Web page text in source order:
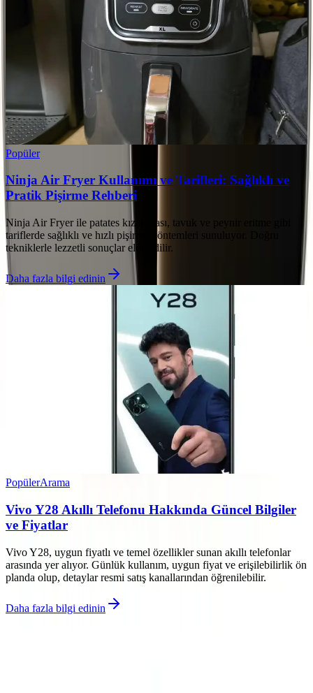
Popüler
Ninja Air Fryer Kullanımı ve Tarifleri: Sağlıklı ve
Pratik Pişirme Rehberi
Ninja Air Fryer ile patates kızartması, tavuk ve peynir eritme gibi
tariflerde sağlıklı ve hızlı pişirme yöntemleri sunuluyor. Doğru
tekniklerle lezzetli sonuçlar elde edilir.
Daha fazla bilgi edinin
PopülerArama
Vivo Y28 Akıllı Telefonu Hakkında Güncel Bilgiler
ve Fiyatlar
Vivo Y28, uygun fiyatlı ve temel özellikler sunan akıllı telefonlar
arasında yer alıyor. Günlük kullanım, uygun fiyat ve erişilebilirlik ön
planda olup, detaylar resmi satış kanallarından öğrenilebilir.
Daha fazla bilgi edinin